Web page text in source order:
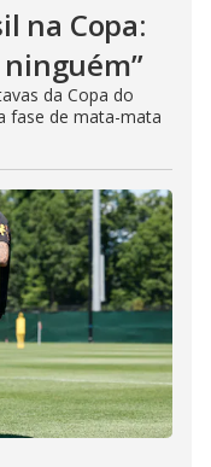
na Copa:
da Copa do
fase de mata-mata